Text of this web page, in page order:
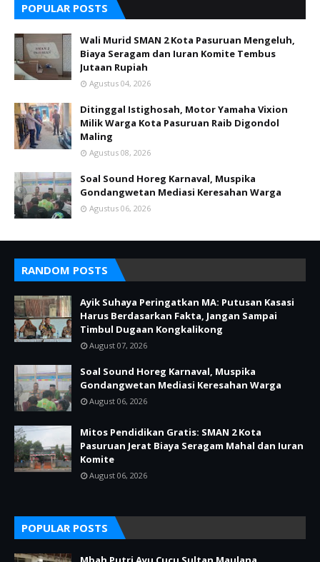
POPULAR POSTS
Wali Murid SMAN 2 Kota Pasuruan Mengeluh,
Biaya Seragam dan Iuran Komite Tembus
Jutaan Rupiah
Agustus 04, 2026
Ditinggal Istighosah, Motor Yamaha Vixion
Milik Warga Kota Pasuruan Raib Digondol
Maling
Agustus 08, 2026
Soal Sound Horeg Karnaval, Muspika
Gondangwetan Mediasi Keresahan Warga
Agustus 06, 2026
RANDOM POSTS
Ayik Suhaya Peringatkan MA: Putusan Kasasi
Harus Berdasarkan Fakta, Jangan Sampai
Timbul Dugaan Kongkalikong
August 07, 2026
Soal Sound Horeg Karnaval, Muspika
Gondangwetan Mediasi Keresahan Warga
August 06, 2026
Mitos Pendidikan Gratis: SMAN 2 Kota
Pasuruan Jerat Biaya Seragam Mahal dan Iuran
Komite
August 06, 2026
POPULAR POSTS